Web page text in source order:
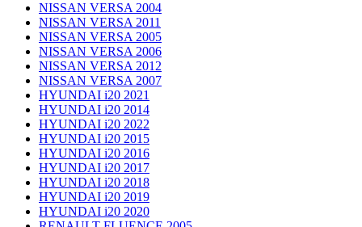
NISSAN VERSA 2004
NISSAN VERSA 2011
NISSAN VERSA 2005
NISSAN VERSA 2006
NISSAN VERSA 2012
NISSAN VERSA 2007
HYUNDAI i20 2021
HYUNDAI i20 2014
HYUNDAI i20 2022
HYUNDAI i20 2015
HYUNDAI i20 2016
HYUNDAI i20 2017
HYUNDAI i20 2018
HYUNDAI i20 2019
HYUNDAI i20 2020